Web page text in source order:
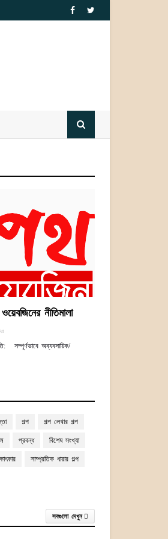
নীতিমালা
সম্পূর্ণভাবে অব্যবসায়িক/
গল্প গল্প লেখার গল্প
প্রবন্ধ বিশেষ সংখ্যা
সাম্প্রতিক ধারার গল্প
সবগুলো দেখুন